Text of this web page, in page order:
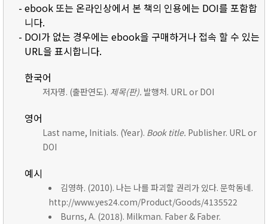
- ebook 또는 온라인상에서 본 책의 인용에는 DOI를 포함합
니다.
- DOI가 없는 경우에는 ebook을 구매하거나 접속 할 수 있는
URL을 표시합니다.
한국어
저자명. (출판연도). 제목(판). 발행처. URL or DOI
영어
Last name, Initials. (Year). Book title. Publisher. URL or
DOI
예시
김영하. (2010). 나는 나를 파괴할 권리가 있다. 문학동네.
http://www.yes24.com/Product/Goods/4135522
Burns, A. (2018). Milkman. Faber & Faber.